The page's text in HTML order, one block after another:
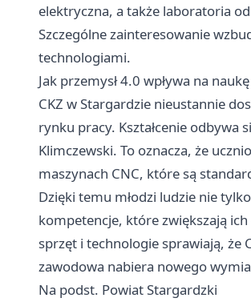
elektryczna, a także laboratoria
Szczególne zainteresowanie
technologiami.
Jak przemysł 4.0 wpływa na
CKZ w Stargardzie nieustannie
rynku pracy. Kształcenie odbywa
Klimczewski. To oznacza, że
maszynach CNC, które są
Dzięki temu młodzi ludzie nie
kompetencje, które zwiększają
sprzęt i technologie sprawiają, że
zawodowa nabiera nowego
Na podst. Powiat Stargardzki